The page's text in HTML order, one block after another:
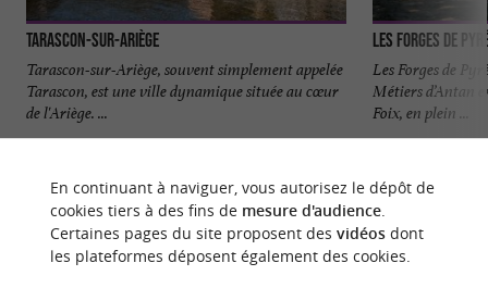
Tarascon-sur-Ariège
Tarascon-sur-Ariège, souvent simplement appelée
Tarascon, est une ville dynamique située au cœur
de l'Ariège. ...
Les Forges de
Les Forges de
Métiers d’Antan
Foix, en plein ...
En continuant à naviguer, vous autorisez le dépôt de
cookies tiers à des fins de mesure d'audience.
Certaines pages du site proposent des vidéosdont
les plateformes déposent également des cookies.